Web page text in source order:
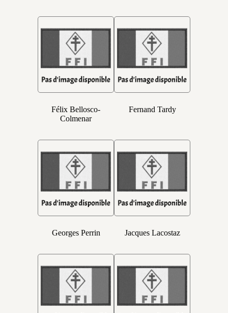
Félix Bellosco-
Colmenar
Fernand Tardy
Georges Perrin Jacques Lacostaz